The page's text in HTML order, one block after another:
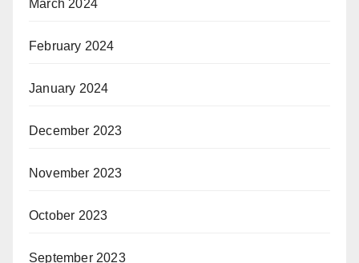
March 2024
February 2024
January 2024
December 2023
November 2023
October 2023
September 2023